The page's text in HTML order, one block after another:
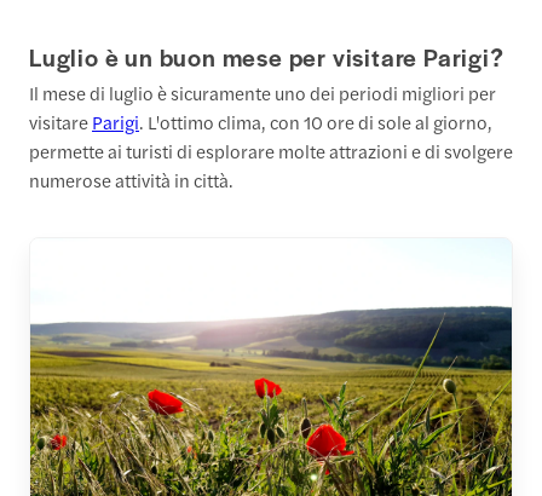
Luglio è un buon mese per visitare Parigi?
Il mese di luglio è sicuramente uno dei periodi migliori per
visitareParigi. L'ottimo clima, con 10 ore di sole al giorno,
permette ai turisti di esplorare molte attrazioni e di svolgere
numerose attività in città.